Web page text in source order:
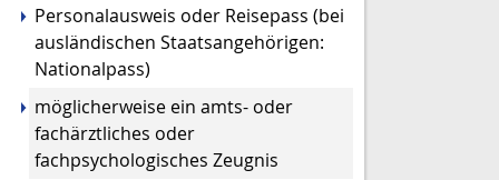
Personalausweis oder Reisepass (bei
ausländischen Staatsangehörigen:
Nationalpass)
möglicherweise ein amts- oder
fachärztliches oder
fachpsychologisches Zeugnis